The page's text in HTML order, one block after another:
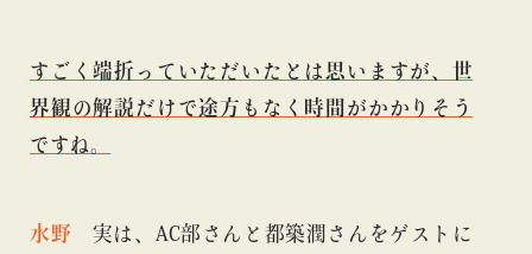
すごく端折っていただいたとは思いますが、世
界観の解説だけで途方もなく時間がかかりそう
ですね。
水野 実は、 AC部さんと都築潤さんをゲストに